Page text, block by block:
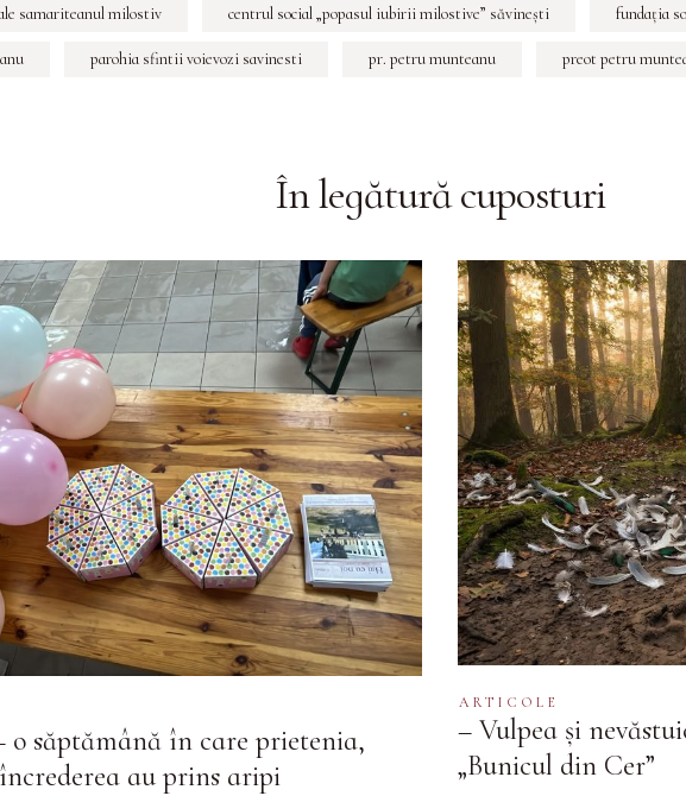
samariteanul milostiv centrul social „popasul iubirii milostive” săvineşti fundaţia
parohia sfintii voievozi savinesti pr. petru munteanu preot petru
În legătură cuposturi
săptămână în care prietenia,
au prins aripi
ARTICOLE
– Vulpea și
„Bunicul din Cer”